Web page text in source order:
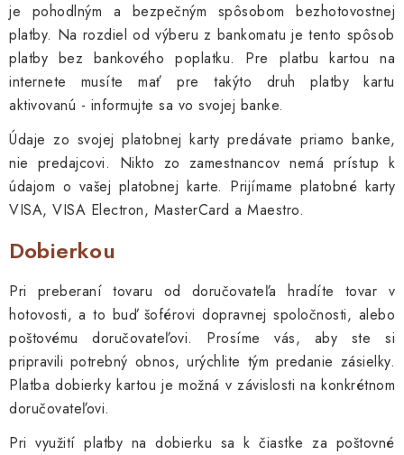
je pohodlným a bezpečným spôsobom bezhotovostnej
platby. Na rozdiel od výberu z bankomatu je tento spôsob
platby bez bankového poplatku. Pre platbu kartou na
internete musíte mať pre takýto druh platby kartu
aktivovanú - informujte sa vo svojej banke.
Údaje zo svojej platobnej karty predávate priamo banke,
nie predajcovi. Nikto zo zamestnancov nemá prístup k
údajom o vašej platobnej karte. Prijímame platobné karty
VISA, VISA Electron, MasterCard a Maestro.
Dobierkou
Pri preberaní tovaru od doručovateľa hradíte tovar v
hotovosti, a to buď šoférovi dopravnej spoločnosti, alebo
poštovému doručovateľovi. Prosíme vás, aby ste si
pripravili potrebný obnos, urýchlite tým predanie zásielky.
Platba dobierky kartou je možná v závislosti na konkrétnom
doručovateľovi.
Pri využití platby na dobierku sa k čiastke za poštovné